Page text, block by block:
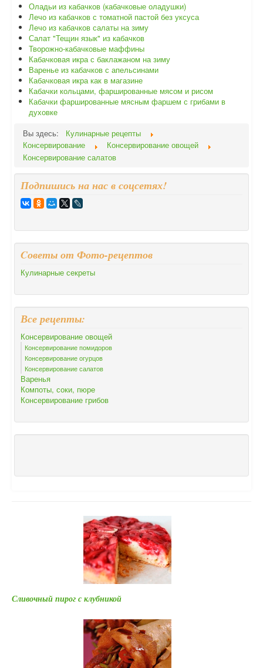
Оладьи из кабачков (кабачковые оладушки)
Лечо из кабачков с томатной пастой без уксуса
Лечо из кабачков салаты на зиму
Салат "Тещин язык" из кабачков
Творожно-кабачковые маффины
Кабачковая икра с баклажаном на зиму
Варенье из кабачков с апельсинами
Кабачковая икра как в магазине
Кабачки кольцами, фаршированные мясом и рисом
Кабачки фаршированные мясным фаршем с грибами в
духовке
Вы здесь:
Кулинарные рецепты
Консервирование
Консервирование овощей
Консервирование салатов
Подпишись на нас в соцсетях!
Cоветы от Фото-рецептов
Кулинарные секреты
Все рецепты:
Консервирование овощей
Консервирование помидоров
Консервирование огурцов
Консервирование салатов
Варенья
Компоты, соки, пюре
Консервирование грибов
Сливочный пирог с клубникой